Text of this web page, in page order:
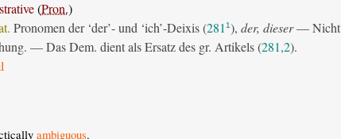
(Pron.)
Pronomen der ‘der’- und ‘ich’-Deixis (281 1), der, dieser— Nicht
— Das Dem. dient als Ersatz des gr. Artikels (281,2).
ambiguous.